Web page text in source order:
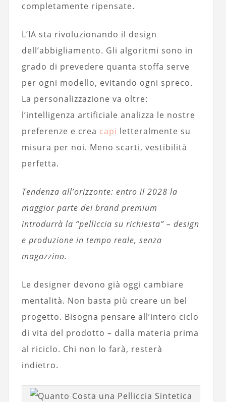
completamente ripensate.
L’IA sta rivoluzionando il design
dell’abbigliamento. Gli algoritmi sono in
grado di prevedere quanta stoffa serve
per ogni modello, evitando ogni spreco.
La personalizzazione va oltre:
l’intelligenza artificiale analizza le nostre
preferenze e crea capi letteralmente su
misura per noi. Meno scarti, vestibilità
perfetta.
Tendenza all’orizzonte: entro il 2028 la
maggior parte dei brand premium
introdurrà la “pelliccia su richiesta” – design
e produzione in tempo reale, senza
magazzino.
Le designer devono già oggi cambiare
mentalità. Non basta più creare un bel
progetto. Bisogna pensare all’intero ciclo
di vita del prodotto – dalla materia prima
al riciclo. Chi non lo farà, resterà
indietro.